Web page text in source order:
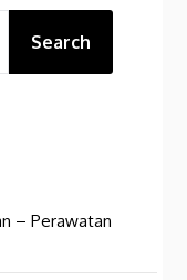
Search
– Perawatan